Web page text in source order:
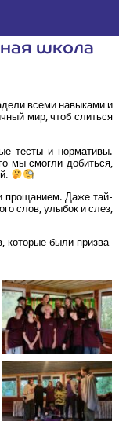
школа
все­ми навы­ка­ми и
мир, чтоб слить­ся
тесты и нор­ма­ти­вы.
мы смог­ли добить­ся,
про­ща­ни­ем. Даже тай­
слов, улы­бок и слез,
кото­рые были при­зва­